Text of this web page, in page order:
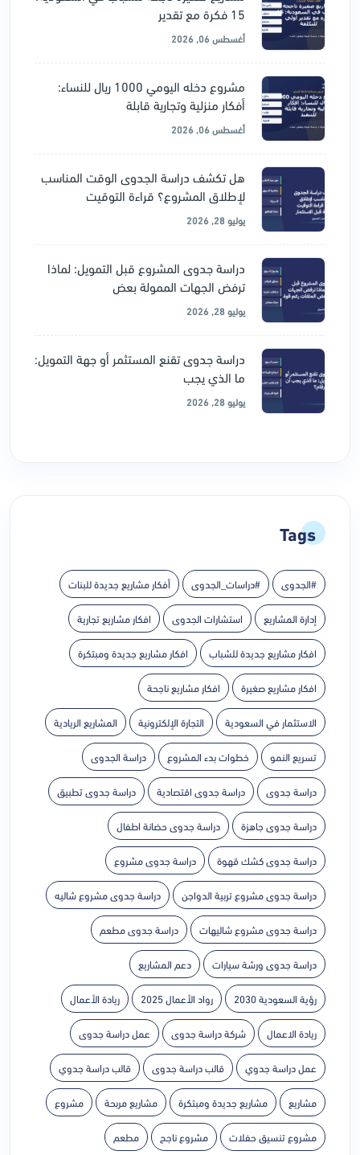
15 فكرة مع تقدير
أغسطس 06, 2026
مشروع دخله اليومي 1000 ريال للنساء:
أفكار منزلية وتجارية قابلة
أغسطس 06, 2026
هل تكشف دراسة الجدوى الوقت المناسب
لإطلاق المشروع؟ قراءة التوقيت
يوليو 28, 2026
دراسة جدوى المشروع قبل التمويل: لماذا
ترفض الجهات الممولة بعض
يوليو 28, 2026
دراسة جدوى تقنع المستثمر أو جهة التمويل:
ما الذي يجب
يوليو 28, 2026
Tags
#الجدوى #دراسات_الجدوى أفكار مشاريع جديدة للبنات
إدارة المشاريع استشارات الجدوى افكار مشاريع تجارية
افكار مشاريع جديدة للشباب افكار مشاريع جديدة ومبتكرة
افكار مشاريع صغيرة افكار مشاريع ناجحة
الاستثمار في السعودية التجارة الإلكترونية المشاريع الريادية
تسريع النمو خطوات بدء المشروع دراسة الجدوى
دراسة جدوى دراسة جدوى اقتصادية دراسة جدوى تطبيق
دراسة جدوى جاهزة دراسة جدوى حضانة اطفال
دراسة جدوى كشك قهوة دراسة جدوى مشروع
دراسة جدوى مشروع تربية الدواجن دراسة جدوى مشروع شاليه
دراسة جدوى مشروع شاليهات دراسة جدوى مطعم
دراسة جدوى ورشة سيارات دعم المشاريع
رؤية السعودية 2030 رواد الأعمال 2025 ريادة الأعمال
ريادة الاعمال شركة دراسة جدوى عمل دراسة جدوى
عمل دراسة جدوي قالب دراسة جدوى قالب دراسة جدوي
مشاريع مشاريع جديدة ومبتكرة مشاريع مربحة مشروع
مشروع تنسيق حفلات مشروع ناجح مطعم